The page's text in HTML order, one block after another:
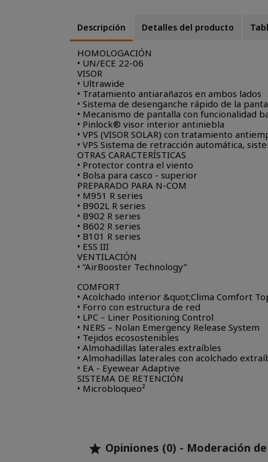
Descripción Detalles del producto
HOMOLOGACIÓN
• UN/ECE 22-06
VISOR
• Ultrawide
• Tratamiento antiarañazos en ambos lados
• Sistema de desenganche rápido de la
• Mecanismo de pantalla con funcionalidad
• Pinlock® visor interior antiniebla
• VPS (VISOR SOLAR) con tratamiento
• VPS Sistema de retracción automática,
OTRAS CARACTERÍSTICAS
• Protector contra el viento
• Bolsa para casco - superior
PREPARADO PARA N-COM
• M951 R series
• B902L R series
• B902 R series
• B602 R series
• B101 R series
• ESS III
VENTILACIÓN
• “AirBooster Technology”
COMFORT
• Acolchado interior &quot;Clima Comfort
• Forro con estructura de red
• LPC – Liner Positioning Control
• NERS – Nolan Emergency Release System
• Tejidos ecosostenibles
• Almohadillas laterales extraíbles
• Almohadillas laterales con acolchado
• EA - Eyewear Adaptive
SISTEMA DE RETENCIÓN
• Microbloqueo²
 Opiniones (0) - Moderación